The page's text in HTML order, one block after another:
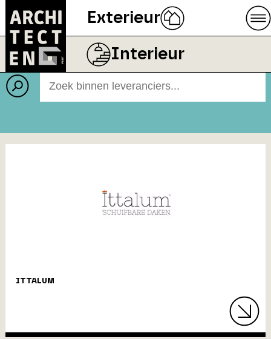
Exterieur
Interieur
Leveranciers
BEELD BEWI ISOBOUW
ITTALUM